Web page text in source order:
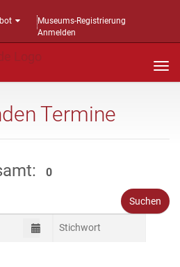
Museums-Registrierung
Anmelden
Termine
0